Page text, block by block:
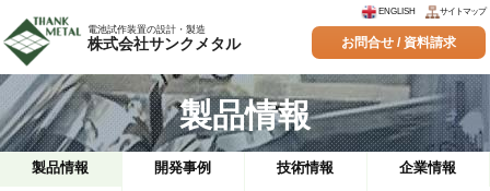
電池試作装置の設計・製造
株式会社サンクメタル
ENGLISH サイトマップ
お問合せ / 資料請求
製品情報
製品情報 開発事例 技術情報 企業情報